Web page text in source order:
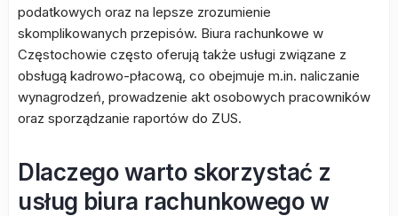
podatkowych oraz na lepsze zrozumienie
skomplikowanych przepisów. Biura rachunkowe w
Częstochowie często oferują także usługi związane z
obsługą kadrowo-płacową, co obejmuje m.in. naliczanie
wynagrodzeń, prowadzenie akt osobowych pracowników
oraz sporządzanie raportów do ZUS.
Dlaczego warto skorzystać z
usług biura rachunkowego w